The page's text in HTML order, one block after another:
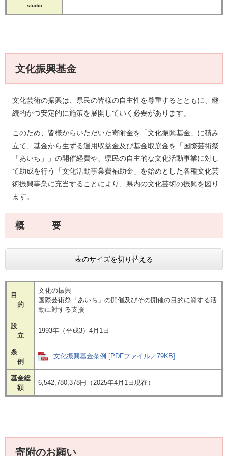
studio​
文化振興基金
文化芸術の振興は、県民の皆様の自主性を尊重するとともに、継
続的かつ安定的に施策を展開していく必要があります。
このため、皆様からいただいた寄附金を「文化振興基金」に積み
立て、基金から生ずる運用収益金及び基金取崩金を「国際芸術祭
「あいち」」の開催経費や、県民の自主的な文化活動事業に対し
て助成を行う「文化活動事業費補助金」を始めとした各種文化芸
術振興事業に充当することにより、県内の文化芸術の振興を図り
ます。
概 要
表のサイズを切り替える
目
的
文化の振興
​国際芸術祭「あいち」の開催及びその開催の目的に資する活
動に対する支援
設
立
1993年（平成3）4月1日
条
例
文化振興基金条例 [PDFファイル／79KB]
基金総
額
6,542,780,378円（2025年4月1日現在）
寄附のお願い